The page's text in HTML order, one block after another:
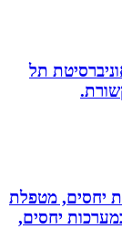
תל
מטפלת
יחסים,